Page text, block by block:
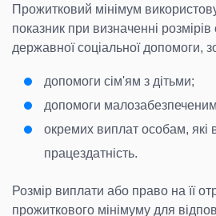
Прожитковий мінімум
показник при визначенні
державної соціальної допомоги,
допомоги сім'ям з дітьми;
допомоги
окремих виплат особам, які
працездатність.
Розмір виплати або право на її
прожиткового мінімуму для